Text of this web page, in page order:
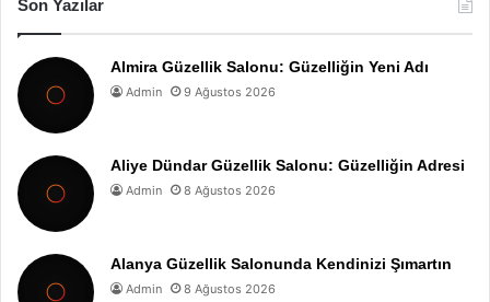
Son Yazılar
Almira Güzellik Salonu: Güzelliğin Yeni Adı
Admin 9 Ağustos 2026
Aliye Dündar Güzellik Salonu: Güzelliğin Adresi
Admin 8 Ağustos 2026
Alanya Güzellik Salonunda Kendinizi Şımartın
Admin 8 Ağustos 2026